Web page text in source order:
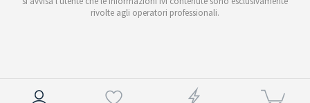
rivolte agli operatori professionali.